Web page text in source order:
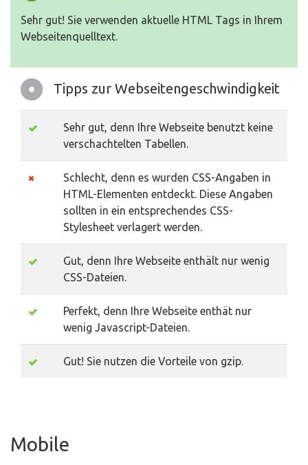
Sehr gut! Sie verwenden aktuelle HTML Tags in Ihrem
Webseitenquelltext.
Tipps zur Webseitengeschwindigkeit
Sehr gut, denn Ihre Webseite benutzt keine
verschachtelten Tabellen.
Schlecht, denn es wurden CSS-Angaben in
HTML-Elementen entdeckt. Diese Angaben
sollten in ein entsprechendes CSS-
Stylesheet verlagert werden.
Gut, denn Ihre Webseite enthält nur wenig
CSS-Dateien.
Perfekt, denn Ihre Webseite enthät nur
wenig Javascript-Dateien.
Gut! Sie nutzen die Vorteile von gzip.
Mobile